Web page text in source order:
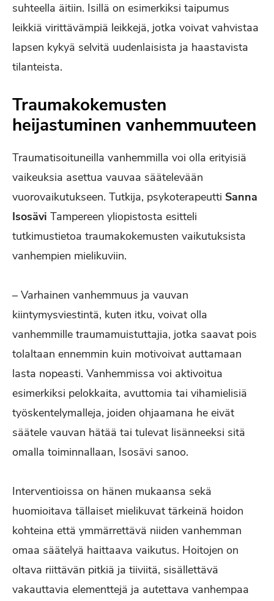
suhteella äitiin. Isillä on esimerkiksi taipumus
leikkiä virittävämpiä leikkejä, jotka voivat vahvistaa
lapsen kykyä selvitä uudenlaisista ja haastavista
tilanteista.
Traumakokemusten
heijastuminen vanhemmuuteen
Traumatisoituneilla vanhemmilla voi olla erityisiä
vaikeuksia asettua vauvaa säätelevään
vuorovaikutukseen. Tutkija, psykoterapeutti Sanna
Isosävi Tampereen yliopistosta esitteli
tutkimustietoa traumakokemusten vaikutuksista
vanhempien mielikuviin.
– Varhainen vanhemmuus ja vauvan
kiintymysviestintä, kuten itku, voivat olla
vanhemmille traumamuistuttajia, jotka saavat pois
tolaltaan ennemmin kuin motivoivat auttamaan
lasta nopeasti. Vanhemmissa voi aktivoitua
esimerkiksi pelokkaita, avuttomia tai vihamielisiä
työskentelymalleja, joiden ohjaamana he eivät
säätele vauvan hätää tai tulevat lisänneeksi sitä
omalla toiminnallaan, Isosävi sanoo.
Interventioissa on hänen mukaansa sekä
huomioitava tällaiset mielikuvat tärkeinä hoidon
kohteina että ymmärrettävä niiden vanhemman
omaa säätelyä haittaava vaikutus. Hoitojen on
oltava riittävän pitkiä ja tiiviitä, sisällettävä
vakauttavia elementtejä ja autettava vanhempaa